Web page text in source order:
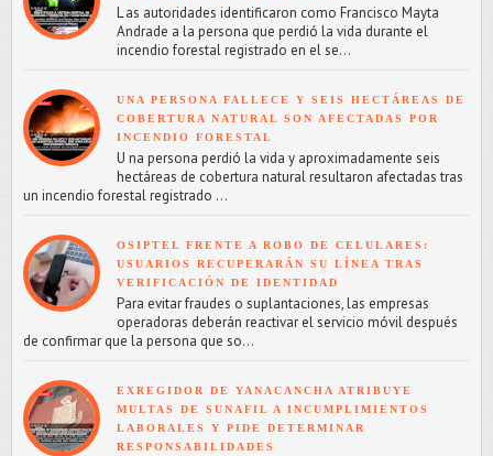
L as autoridades identificaron como Francisco Mayta
Andrade a la persona que perdió la vida durante el
incendio forestal registrado en el se...
UNA PERSONA FALLECE Y SEIS HECTÁREAS DE
COBERTURA NATURAL SON AFECTADAS POR
INCENDIO FORESTAL
U na persona perdió la vida y aproximadamente seis
hectáreas de cobertura natural resultaron afectadas tras
un incendio forestal registrado ...
OSIPTEL FRENTE A ROBO DE CELULARES:
USUARIOS RECUPERARÁN SU LÍNEA TRAS
VERIFICACIÓN DE IDENTIDAD
Para evitar fraudes o suplantaciones, las empresas
operadoras deberán reactivar el servicio móvil después
de confirmar que la persona que so...
EXREGIDOR DE YANACANCHA ATRIBUYE
MULTAS DE SUNAFIL A INCUMPLIMIENTOS
LABORALES Y PIDE DETERMINAR
RESPONSABILIDADES